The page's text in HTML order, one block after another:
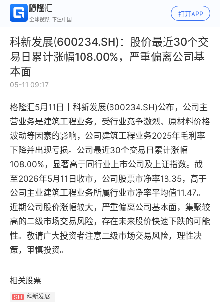
全球视野, 下注中国
打开APP
科新发展(600234.SH)：股价最近30个交
易日累计涨幅108.00%，严重偏离公司基
本面
05-11 09:17
格隆汇5月11日丨科新发展(600234.SH)公布，公司主
营业务是建筑工程业务，受行业竞争激烈、原材料价格
波动等因素的影响，公司建筑工程业务2025年毛利率
下降并出现亏损。公司最近30个交易日累计涨幅
108.00%，显著高于同行业上市公司及上证指数。截
至2026年5月11日收市，公司股票市净率18.35，高于
公司主业建筑工程业务所属行业市净率平均值11.47。
近期公司股价涨幅较大，严重偏离公司基本面，集聚较
高的二级市场交易风险，存在未来股价快速下跌的可能
性。敬请广大投资者注意二级市场交易风险，理性决
策，审慎投资。
相关股票
SH 科新发展